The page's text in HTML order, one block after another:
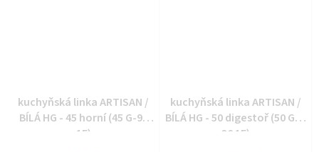
kuchyňská linka ARTISAN /
BÍLÁ HG - 45 horní (45 G-90
1F)
kuchyňská linka ARTISAN /
BÍLÁ HG - 50 digestoř (50 GU-
36 1F)